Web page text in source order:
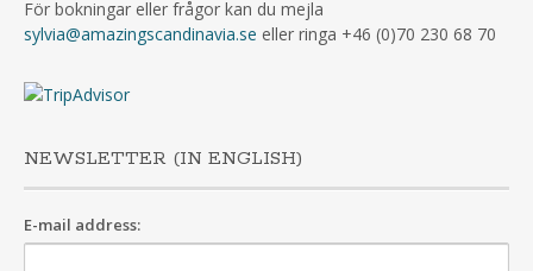
För bokningar eller frågor kan du mejla
sylvia@amazingscandinavia.se eller ringa +46 (0)70 230 68 70
NEWSLETTER (IN ENGLISH)
E-mail address: